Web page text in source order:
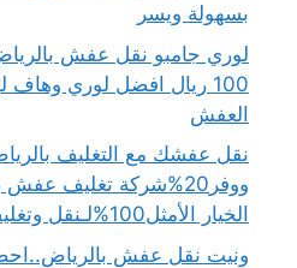
بسهولة ويسر
لوري جامبو نقل عفش
100 ريال افضل لوري وهاف
العفش
نقل عفشك مع التغليف
ووفر20%شركة تغليف
الخيار الأمثل100%لـنقل وتغليف العفش
ونيت نقل عفش